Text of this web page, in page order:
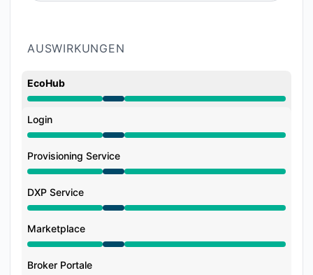
AUSWIRKUNGEN
EcoHub
Wartung aus 7:00 AM zu 9:00 AM
Login
Wartung aus 7:00 AM zu 9:00 AM
Provisioning Service
Wartung aus 7:00 AM zu 9:00 AM
DXP Service
Wartung aus 7:00 AM zu 9:00 AM
Marketplace
Wartung aus 7:00 AM zu 9:00 AM
Broker Portale